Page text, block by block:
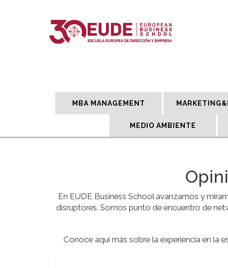
MBA MANAGEMENT
MEDIO AMBIENTE
En EUDE Business School avanzamos y
disruptores. Somos punto de encuentro de
Conoce aquí más sobre la experiencia en la